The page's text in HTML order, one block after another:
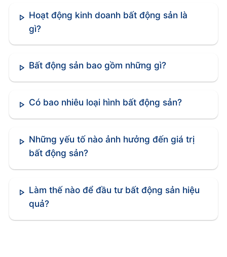
Mật độ xây dựng
Chiều cao công trình
Yêu cầu về cơ sở hạ tầng
Tiêu chuẩn an toàn và môi trường
phát triển một cách bền vững và hài hòa với môi
trường xung quanh .
Hợp đồng mua bán và bảo vệ quyền lợi các bên
Hợp đồng mua bán bất động sản là công cụ pháp
và người bán .
Hoạt động kinh doanh bất động sản là
gì?
Bất động sản bao gồm những gì?
Có bao nhiêu loại hình bất động sản?
Những yếu tố nào ảnh hưởng đến giá trị
bất động sản?
Làm thế nào để đầu tư bất động sản hiệu
quả?